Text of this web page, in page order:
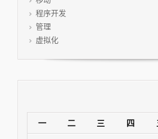
程序开发
管理
虚拟化
一 二 三 四